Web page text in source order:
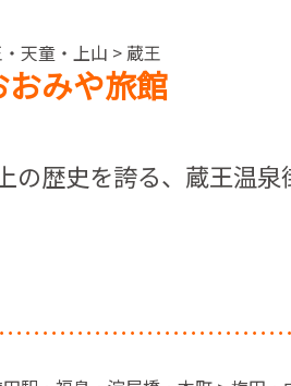
天童・上山 > 蔵王
みや旅館
の歴史を誇る、蔵王温泉